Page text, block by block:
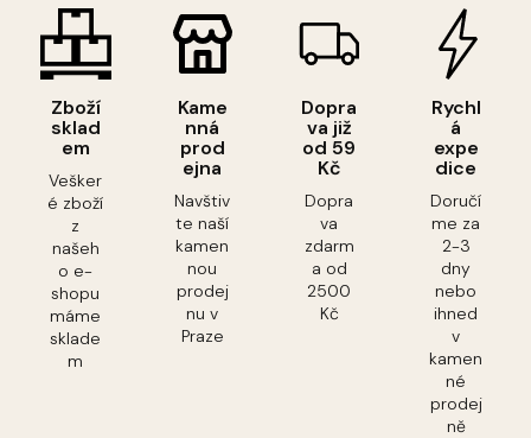
Zboží
sklad
em
Vešker
é zboží
z
našeh
o e-
shopu
máme
sklade
m
Kame
nná
prod
ejna
Navštiv
te naší
kamen
nou
prodej
nu v
Praze
Dopra
va již
od 59
Kč
Dopra
va
zdarm
a od
2500
Kč
Rychl
á
expe
dice
Doručí
me za
2-3
dny
nebo
ihned
v
kamen
né
prodej
ně